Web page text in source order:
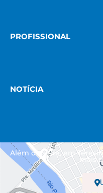
PROFISSIONAL
NOTÍCIA
Além da sede, em
mais